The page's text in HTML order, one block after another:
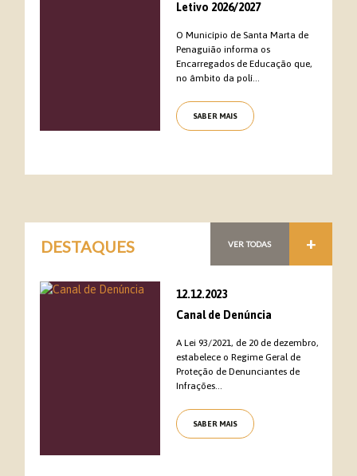
Letivo 2026/2027
O Município de Santa Marta de
Penaguião informa os
Encarregados de Educação que,
no âmbito da polí...
SABER MAIS
DESTAQUES VER TODAS +
12.12.2023
Canal de Denúncia
A Lei 93/2021, de 20 de dezembro,
estabelece o Regime Geral de
Proteção de Denunciantes de
Infrações...
SABER MAIS